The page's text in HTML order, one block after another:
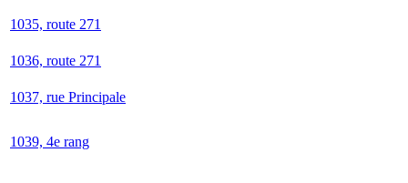
1035, route 271
1036, route 271
1037, rue Principale
1039, 4e rang